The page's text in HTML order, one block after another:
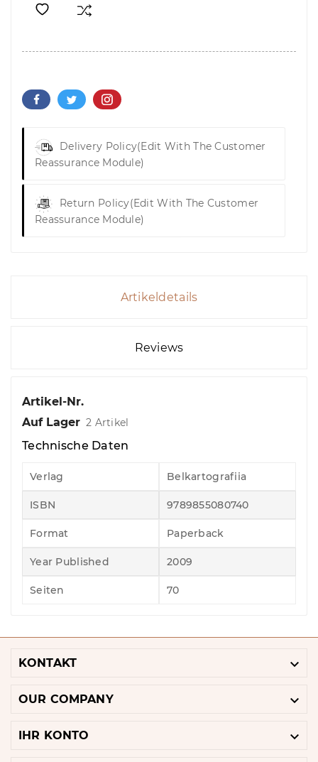
Delivery Policy(edit With The Customer
Reassurance Module)
Return Policy(edit With The Customer
Reassurance Module)
Artikeldetails
Reviews
Artikel-Nr.
Auf Lager 2 Artikel
Technische Daten
Verlag Belkartografiia
ISBN 9789855080740
Format Paperback
Year Published 2009
Seiten 70
KONTAKT 
OUR COMPANY 
IHR KONTO 